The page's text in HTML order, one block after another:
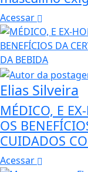
Acessar
Elias Silveira
MÉDICO, E
OS
CUIDADOS
Acessar